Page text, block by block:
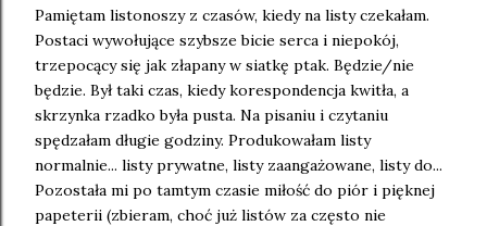
Pamiętam listonoszy z czasów, kiedy na listy czekałam.
Postaci wywołujące szybsze bicie serca i niepokój,
trzepocący się jak złapany w siatkę ptak. Będzie/nie
będzie. Był taki czas, kiedy korespondencja kwitła, a
skrzynka rzadko była pusta. Na pisaniu i czytaniu
spędzałam długie godziny. Produkowałam listy
normalnie... listy prywatne, listy zaangażowane, listy do...
Pozostała mi po tamtym czasie miłość do piór i pięknej
papeterii (zbieram, choć już listów za często nie